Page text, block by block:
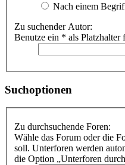
Nach einem
Zu suchender Autor:
Benutze ein * als Platzhalter
Suchoptionen
Zu durchsuchende Foren:
Wähle das Forum oder die
soll. Unterforen werden
die Option „Unterforen